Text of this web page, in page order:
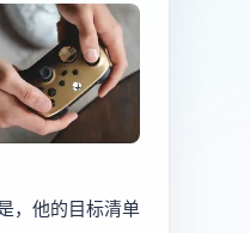
，他的目标清单